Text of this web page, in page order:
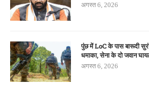
अगस्त 6, 2026
पुंछ में LoC के पास बारूदी
धमाका, सेना के दो जवान
अगस्त 6, 2026